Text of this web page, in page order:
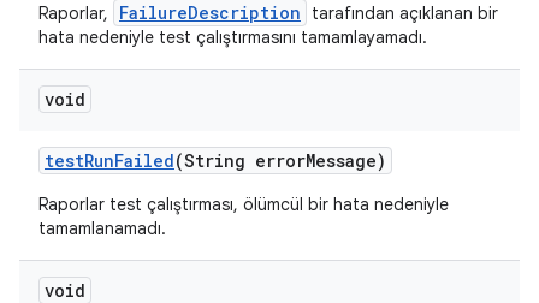
Raporlar, FailureDescription
tarafından açıklanan bir
hata nedeniyle test çalıştırmasını tamamlayamadı.
void
testRunFailed(String errorMessage)
Raporlar test çalıştırması, ölümcül bir hata nedeniyle
tamamlanamadı.
void